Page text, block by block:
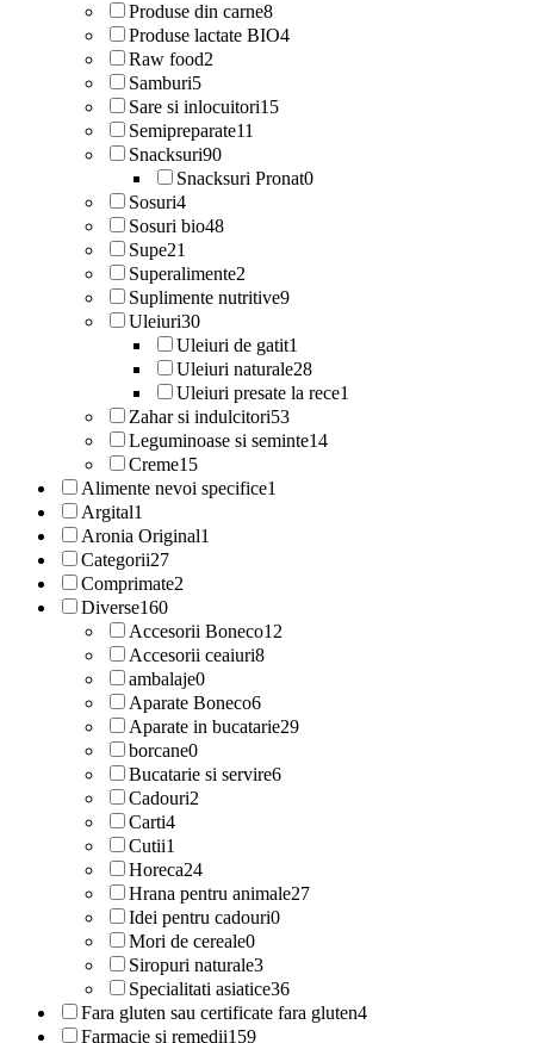
Produse din carne8
Produse lactate BIO4
Raw food2
Samburi5
Sare si inlocuitori15
Semipreparate11
Snacksuri90
Snacksuri Pronat0
Sosuri4
Sosuri bio48
Supe21
Superalimente2
Suplimente nutritive9
Uleiuri30
Uleiuri de gatit1
Uleiuri naturale28
Uleiuri presate la rece1
Zahar si indulcitori53
Leguminoase si seminte14
Creme15
Alimente nevoi specifice1
Argital1
Aronia Original1
Categorii27
Comprimate2
Diverse160
Accesorii Boneco12
Accesorii ceaiuri8
ambalaje0
Aparate Boneco6
Aparate in bucatarie29
borcane0
Bucatarie si servire6
Cadouri2
Carti4
Cutii1
Horeca24
Hrana pentru animale27
Idei pentru cadouri0
Mori de cereale0
Siropuri naturale3
Specialitati asiatice36
Fara gluten sau certificate fara gluten4
Farmacie si remedii159